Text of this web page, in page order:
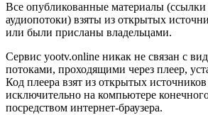
Все опубликованные материалы (ссылки
аудиопотоки) взяты из открытых
или были присланы владельцами.
Сервис yootv.online никак не связан с
потоками, проходящими через плеер,
Код плеера взят из открытых
исключительно на компьютере
посредством интернет-браузера.